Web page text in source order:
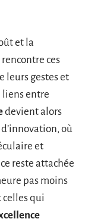
et la
rencontre ces
leurs gestes et
liens entre
devient alors
où
et
reste attachée
pas moins
celles qui